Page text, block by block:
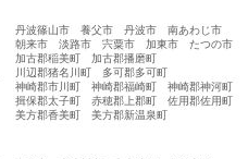
丹波篠山市 養父市 丹波市
南あわじ市
朝来市
淡路市 宍粟市 加東市
たつの市
加古郡稲美町
加古郡播磨町
川辺郡猪名川町
多可郡多可町
神崎郡市川町
神崎郡福崎町
神崎郡神河町
揖保郡太子町
赤穂郡上郡町
佐用郡佐用町
美方郡香美町
美方郡新温泉町